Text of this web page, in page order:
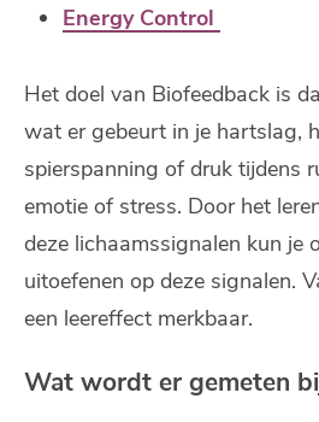
Energy Control
Het doel van Biofeedback is
wat er gebeurt in je hartslag,
spierspanning of druk tijdens
emotie of stress. Door het
deze lichaamssignalen kun je
uitoefenen op deze signalen.
een leereffect merkbaar.
Wat wordt er gemeten